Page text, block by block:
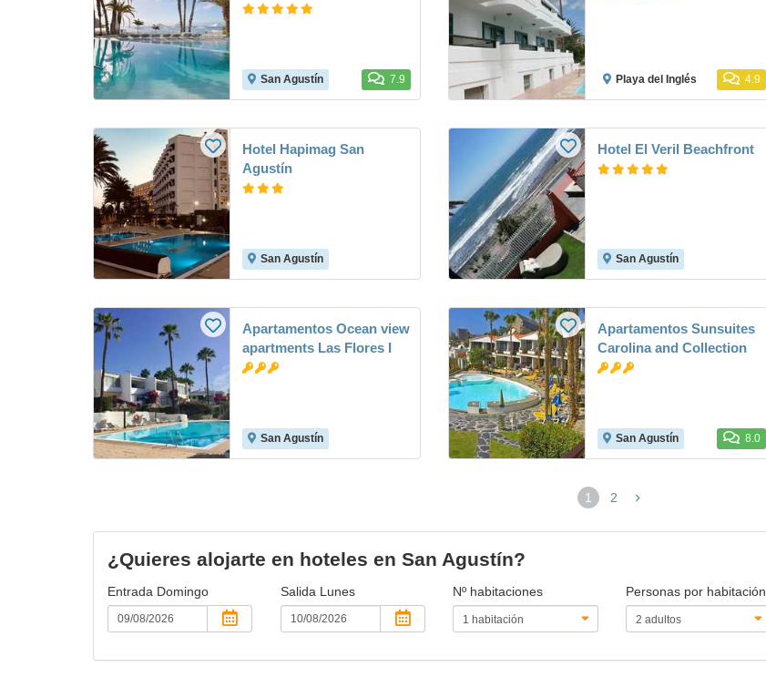
San Agustín 7.9 Playa del Inglés 4.9
Hotel Hapimag San
Agustín
San Agustín
Hotel El Veril Beachfront
San Agustín
Apartamentos Ocean view
apartments Las Flores I
San Agustín
Apartamentos Sunsuites
Carolina and Collection
San Agustín 8.0
1
(página
2
¿Quieres alojarte en hoteles en San Agustín?
Entrada Domingo Salida Lunes Nº habitaciones
Personas por habitación